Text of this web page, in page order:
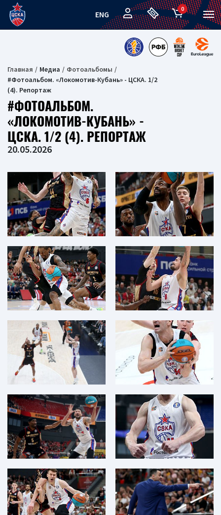
ENG
0
Главная Медиа
Фотоальбомы
#Фотоальбом. «Локомотив-Кубань» - ЦСКА. 1/2
(4). Репортаж
#ФОТОАЛЬБОМ.
«ЛОКОМОТИВ-КУБАНЬ» -
ЦСКА. 1/2 (4). РЕПОРТАЖ
20.05.2026